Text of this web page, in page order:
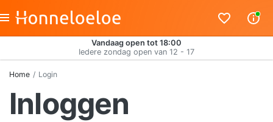
Vandaag open tot 18:00
Iedere zondag open van 12 - 17
Home Login
Inloggen